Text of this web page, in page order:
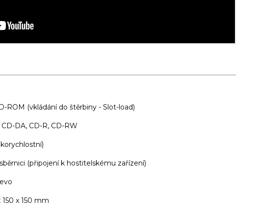
ROM (vkládání do štěrbiny - Slot-load)
CD-DA, CD-R, CD-RW
(připojení k hostitelskému zařízení)
150 x 150 mm